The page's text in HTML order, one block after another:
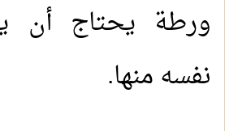
ورطة يحتاج أن
نفسه منها.